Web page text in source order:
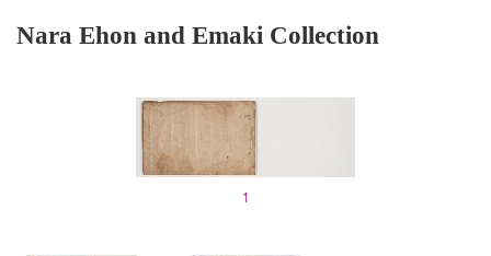
Nara Ehon and Emaki Collection
1